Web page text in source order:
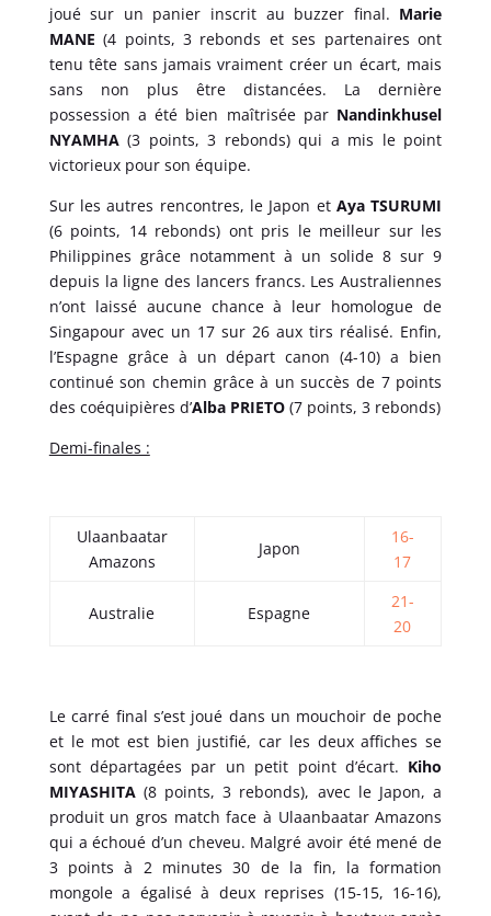
joué sur un panier inscrit au buzzer final. Marie
MANE (4 points, 3 rebonds et ses partenaires ont
tenu tête sans jamais vraiment créer un écart, mais
sans non plus être distancées. La dernière
possession a été bien maîtrisée par Nandinkhusel
NYAMHA(3 points, 3 rebonds) qui a mis le point
victorieux pour son équipe.
Sur les autres rencontres, le Japon et Aya TSURUMI
(6 points, 14 rebonds) ont pris le meilleur sur les
Philippines grâce notamment à un solide 8 sur 9
depuis la ligne des lancers francs. Les Australiennes
n’ont laissé aucune chance à leur homologue de
Singapour avec un 17 sur 26 aux tirs réalisé. Enfin,
l’Espagne grâce à un départ canon (4-10) a bien
continué son chemin grâce à un succès de 7 points
des coéquipières d’Alba PRIETO(7 points, 3 rebonds)
Demi-finales :
Ulaanbaatar
Amazons
Japon
16-
17
Australie Espagne
21-
20
Le carré final s’est joué dans un mouchoir de poche
et le mot est bien justifié, car les deux affiches se
sont départagées par un petit point d’écart. Kiho
MIYASHITA(8 points, 3 rebonds), avec le Japon, a
produit un gros match face à Ulaanbaatar Amazons
qui a échoué d’un cheveu. Malgré avoir été mené de
3 points à 2 minutes 30 de la fin, la formation
mongole a égalisé à deux reprises (15-15, 16-16),